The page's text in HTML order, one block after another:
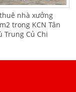
nhà xưởng
trong KCN Tân
Trung Củ Chi